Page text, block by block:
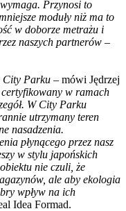
Przynosi to
moduły niż ma to
w doborze metrażu i
naszych partnerów –
City Parku – mówi Jędrzej
w ramach
W City Parku
utrzymany teren
nasadzenia.
płynącego przez nasz
w stylu japońskich
nie czuli, że
ale aby ekologia
wpływ na ich
Idea Formad.